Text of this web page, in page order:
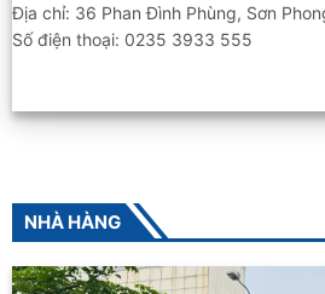
Địa chỉ: 36 Phan Đình Phùng, Sơn
Số điện thoại: 0235 3933 555
NHÀ HÀNG